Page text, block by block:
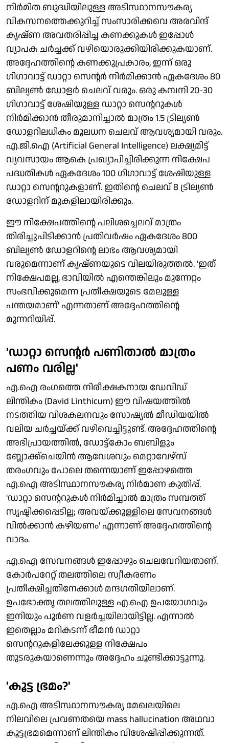
നിര്‍മിത ബുദ്ധിയിലുള്ള അടിസ്ഥാനസൗകര്യ
വികസനത്തെക്കുറിച്ച് സംസാരിക്കവെ അരവിന്ദ്
കൃഷ്ണ അവതരിപ്പിച്ച കണക്കുകള്‍ ഇപ്പോള്‍
വ്യാപക ചര്‍ച്ചക്ക് വഴിയൊരുക്കിയിരിക്കുകയാണ്.
അദ്ദേഹത്തിന്റെ കണക്കുപ്രകാരം, ഇന്ന് ഒരു
ഗിഗാവാട്ട് ഡാറ്റാ സെന്റര്‍ നിര്‍മിക്കാന്‍ ഏകദേശം 80
ബില്യണ്‍ ഡോളര്‍ ചെലവ് വരും. ഒരു കമ്പനി 20-30
ഗിഗാവാട്ട് ശേഷിയുള്ള ഡാറ്റാ സെന്ററുകള്‍
നിര്‍മിക്കാന്‍ തീരുമാനിച്ചാല്‍ മാത്രം 1.5 ട്രില്യണ്‍
ഡോളറിലധികം മൂലധന ചെലവ് ആവശ്യമായി വരും.
എ.ജി.ഐ (Artificial General Intelligence) ലക്ഷ്യമിട്ട്
വ്യവസായം ആകെ പ്രഖ്യാപിച്ചിരിക്കുന്ന നിക്ഷേപ
പദ്ധതികള്‍ ഏകദേശം 100 ഗിഗാവാട്ട് ശേഷിയുള്ള
ഡാറ്റാ സെന്ററുകളാണ്. ഇതിന്റെ ചെലവ് 8 ട്രില്യണ്‍
ഡോളറിന് മുകളിലായിരിക്കും.
ഈ നിക്ഷേപത്തിന്റെ പലിശച്ചെലവ് മാത്രം
തിരിച്ചുപിടിക്കാന്‍ പ്രതിവര്‍ഷം ഏകദേശം 800
ബില്യണ്‍ ഡോളറിന്റെ ലാഭം ആവശ്യമായി
വരുമെന്നാണ് കൃഷ്ണയുടെ വിലയിരുത്തല്‍. 'ഇത്
നിക്ഷേപമല്ല, ഭാവിയില്‍ എന്തെങ്കിലും മുന്നേറ്റം
സംഭവിക്കുമെന്ന പ്രതീക്ഷയുടെ മേലുള്ള
പന്തയമാണ്' എന്നതാണ് അദ്ദേഹത്തിന്റെ
മുന്നറിയിപ്പ്.
'ഡാറ്റാ സെന്റര്‍ പണിതാല്‍ മാത്രം
പണം വരില്ല'
എ.ഐ രംഗത്തെ നിരീക്ഷകനായ ഡേവിഡ്
ലിന്തികം (David Linthicum) ഈ വിഷയത്തില്‍
നടത്തിയ വിശകലനവും സോഷ്യല്‍ മീഡിയയില്‍
വലിയ ചര്‍ച്ചയ്ക്ക് വഴിവെച്ചിട്ടുണ്ട്. അദ്ദേഹത്തിന്റെ
അഭിപ്രായത്തില്‍, ഡോട്ട്കോം ബബിളും
ബ്ലോക്ക്‌ചെയിന്‍ ആവേശവും മെറ്റാവേഴ്സ്
തരംഗവും പോലെ തന്നെയാണ് ഇപ്പോഴത്തെ
എ.ഐ അടിസ്ഥാനസൗകര്യ നിര്‍മാണ കുതിപ്പ്.
'ഡാറ്റാ സെന്ററുകള്‍ നിര്‍മിച്ചാല്‍ മാത്രം സമ്പത്ത്
സൃഷ്ടിക്കപ്പെടില്ല; അവയ്ക്കുള്ളിലെ സേവനങ്ങള്‍
വില്‍ക്കാന്‍ കഴിയണം' എന്നാണ് അദ്ദേഹത്തിന്റെ
വാദം.
എ.ഐ സേവനങ്ങള്‍ ഇപ്പോഴും ചെലവേറിയതാണ്.
കോര്‍പറേറ്റ് തലത്തിലെ സ്വീകരണം
പ്രതീക്ഷിച്ചതിനേക്കാള്‍ മന്ദഗതിയിലാണ്.
ഉപഭോക്തൃ തലത്തിലുള്ള എ.ഐ ഉപയോഗവും
ഇനിയും പൂര്‍ണ വളര്‍ച്ചയിലായിട്ടില്ല. എന്നാല്‍
ഇതെല്ലാം മറികടന്ന് ഭീമന്‍ ഡാറ്റാ
സെന്ററുകളിലേക്കുള്ള നിക്ഷേപം
തുടരുകയാണെന്നും അദ്ദേഹം ചൂണ്ടിക്കാട്ടുന്നു.
'കൂട്ട ഭ്രമം?'
എ.ഐ അടിസ്ഥാനസൗകര്യ മേഖലയിലെ
നിലവിലെ പ്രവണതയെ mass hallucination അഥവാ
കൂട്ടഭ്രമമെന്നാണ് ലിന്തികം വിശേഷിപ്പിക്കുന്നത്.